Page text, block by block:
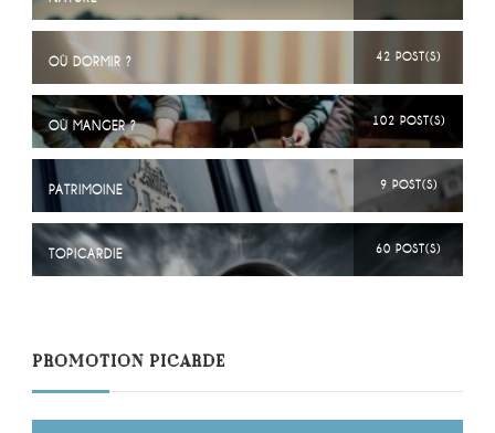
OÙ DORMIR ? 42 POST(S)
OÙ MANGER ? 102 POST(S)
PATRIMOINE 9 POST(S)
TOPICARDIE 60 POST(S)
PROMOTION PICARDE